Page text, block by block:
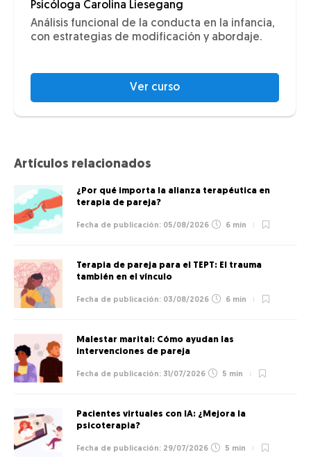
Psicóloga Carolina Liesegang
Análisis funcional de la conducta en la infancia,
con estrategias de modificación y abordaje.
Ver curso
Artículos relacionados
¿Por qué importa la alianza terapéutica en
terapia de pareja?
05/08/2026 6 min
Terapia de pareja para el TEPT: El trauma
también en el vínculo
03/08/2026 6 min
Malestar marital: Cómo ayudan las
intervenciones de pareja
31/07/2026 5 min
Pacientes virtuales con IA: ¿Mejora la
psicoterapia?
29/07/2026 5 min